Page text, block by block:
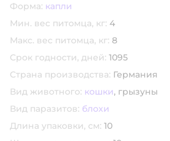
Форма: капли
Мин. вес питомца, кг: 4
Макс. вес питомца, кг: 8
Срок годности, дней: 1095
Страна производства: Германия
Вид животного: кошки, грызуны
Вид паразитов: блохи
Длина упаковки, см: 10